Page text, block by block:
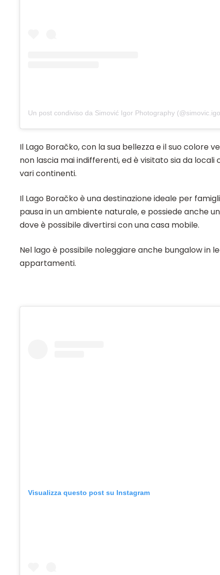
Un post condiviso da Simović Igor Photography
Il Lago Boračko, con la sua bellezza e il suo colore
non lascia mai indifferenti, ed è visitato sia da locali
vari continenti.
Il Lago Boračko è una destinazione ideale per
pausa in un ambiente naturale, e possiede anche
dove è possibile divertirsi con una casa mobile.
Nel lago è possibile noleggiare anche bungalow in
appartamenti.
Visualizza questo post su Instagram